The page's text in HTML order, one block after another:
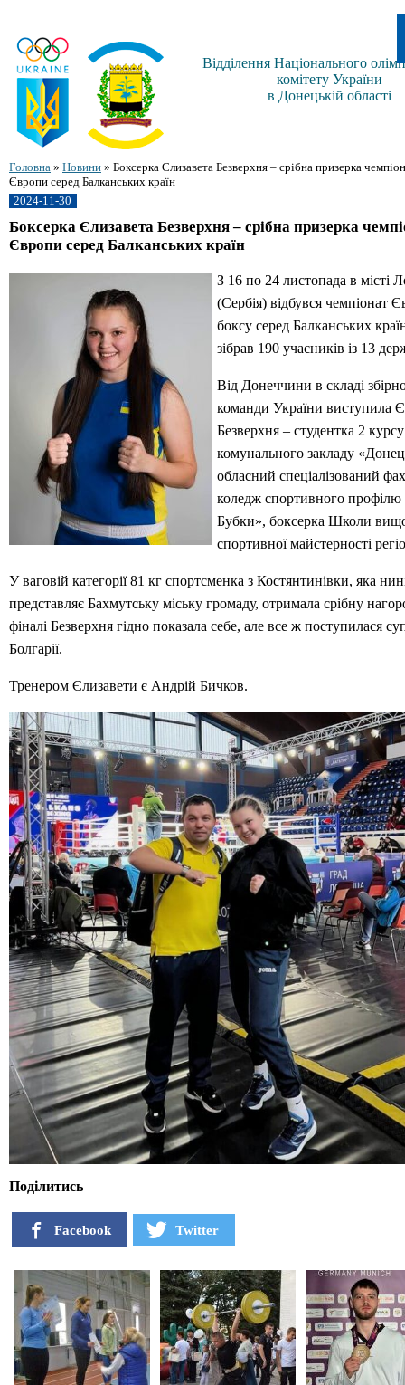
Відділення Національного
комітету України
в Донецькій області
Головна » Новини » Боксерка Єлизавета Безверхня – срібна призерка
Європи серед Балканських країн
2024-11-30
Боксерка Єлизавета Безверхня – срібна призерка
Європи серед Балканських країн
З 16 по 24 листопада в місті
(Сербія) відбувся чемпіонат
боксу серед Балканських
зібрав 190 учасників із 13
Від Донеччини в складі
команди України виступила
Безверхня – студентка 2 курсу
комунального закладу
обласний спеціалізований
коледж спортивного профілю
Бубки», боксерка Школи
спортивної майстерності
У ваговій категорії 81 кг спортсменка з Костянтинівки, яка
представляє Бахмутську міську громаду, отримала срібну
фіналі Безверхня гідно показала себе, але все ж поступилася
Болгарії.
Тренером Єлизавети є Андрій Бичков.
Поділитись
Facebook Twitter